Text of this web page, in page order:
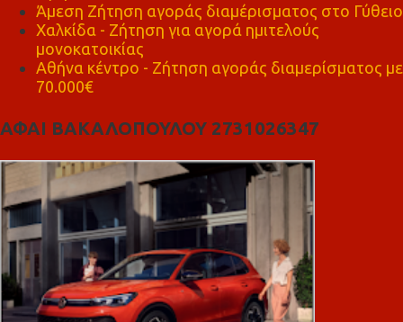
Άμεση Ζήτηση αγοράς διαμέρισματος στο Γύθειο
Χαλκίδα - Ζήτηση για αγορά ημιτελούς
μονοκατοικίας
Αθήνα κέντρο - Ζήτηση αγοράς διαμερίσματος με
70.000€
ΑΦΑΙ ΒΑΚΑΛΟΠΟΥΛΟΥ 2731026347